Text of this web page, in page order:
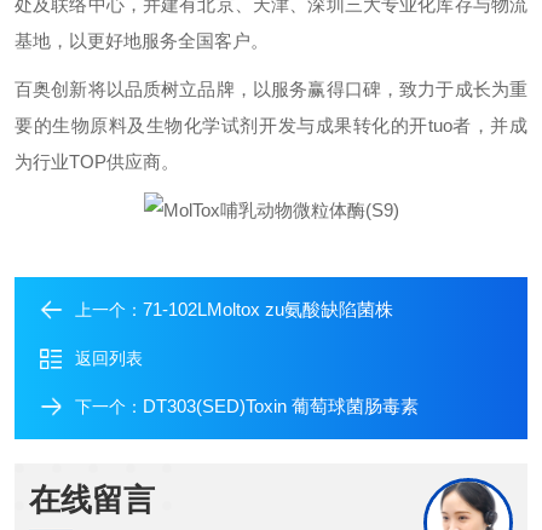
处及联络中心，并建有北京、天津、深圳三大专业化库存与物流
基地，以更好地服务全国客户。
百奥创新将以品质树立品牌，以服务赢得口碑，致力于成长为重
要的生物原料及生物化学试剂开发与成果转化的开tuo者，并成
为行业TOP供应商。
上一个： 71-102LMoltox zu氨酸缺陷菌株
返回列表
下一个： DT303(SED)Toxin 葡萄球菌肠毒素
在线留言